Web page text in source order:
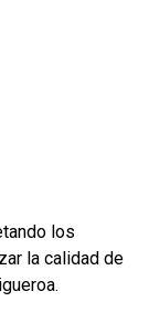
los
la calidad de